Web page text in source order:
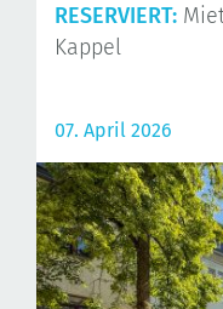
RESERVIERT:
Kappel
07. April 2026